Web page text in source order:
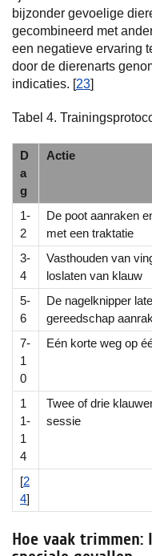
bijzonder gevoelige
gecombineerd met
een negatieve ervaring
door de dierenarts
indicaties. [23]
Tabel 4.
D
a
g
Actie
1-
2
De poot aanraken
met een traktatie
3-
4
Vasthouden van
loslaten van klauw
5-
6
De nagelknipper
gereedschap
7-
1
0
Eén korte weg op
1
1-
1
4
Twee of drie
sessie
[2
4]
Hoe vaak